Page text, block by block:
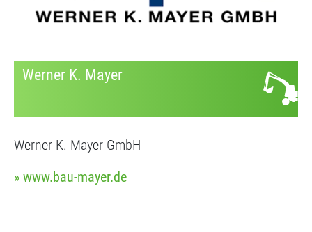
Werner K. Mayer
Werner K. Mayer GmbH
» www.bau-mayer.de